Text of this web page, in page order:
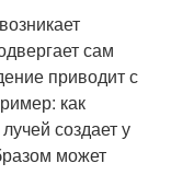
сам
приводит с
как
создает у
может